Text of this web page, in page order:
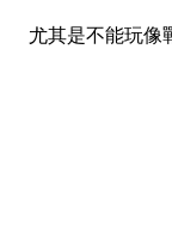
尤其是不能玩像